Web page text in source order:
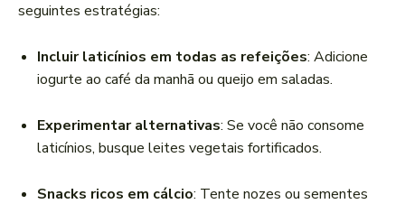
seguintes estratégias:
Incluir laticínios em todas as refeições: Adicione
iogurte ao café da manhã ou queijo em saladas.
Experimentar alternativas: Se você não consome
laticínios, busque leites vegetais fortificados.
Snacks ricos em cálcio: Tente nozes ou sementes